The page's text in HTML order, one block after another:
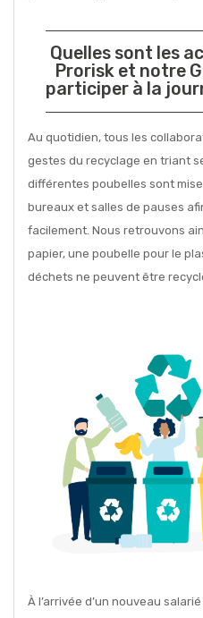
Quelles sont les
Prorisk et notre
participer à la
Au quotidien, tous les
gestes du recyclage en triant
différentes poubelles sont
bureaux et salles de pauses
facilement. Nous retrouvons
papier, une poubelle pour le
déchets ne peuvent être
À l’arrivée d’un nouveau